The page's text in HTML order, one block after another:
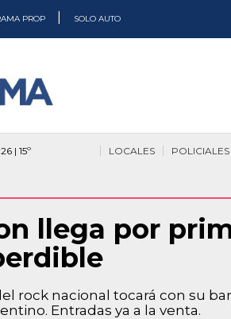
PROP SOLO AUTO
| 15º POLICIALES
LOCALES
llega por
rock nacional tocará con su
Entradas ya a la venta.